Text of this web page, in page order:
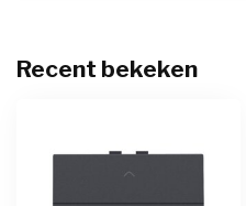
Recent bekeken